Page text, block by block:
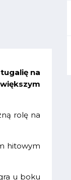
na
rolę na
hitowym
u boku